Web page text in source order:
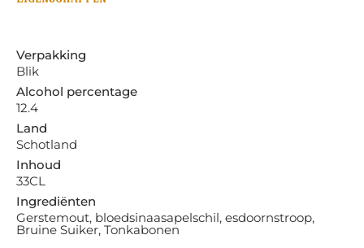
Verpakking
Blik
Alcohol percentage
12.4
Land
Schotland
Inhoud
33CL
Ingrediënten
Gerstemout, bloedsinaasapelschil, esdoornstroop,
Bruine Suiker, Tonkabonen